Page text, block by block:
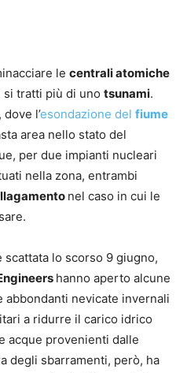
le centrali atomiche
si tratti più di uno tsunami.
l’esondazione del fiume
area nello stato del
per due impianti nucleari
nella zona, entrambi
nel caso in cui le
scattata lo scorso 9 giugno,
hanno aperto alcune
abbondanti nevicate invernali
a ridurre il carico idrico
acque provenienti dalle
degli sbarramenti, però, ha